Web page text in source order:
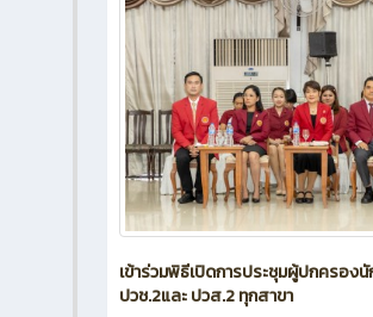
เข้าร่วมพิธีเปิดการประชุมผู้ปกครอง
ปวช.2และ ปวส.2 ทุกสาขา